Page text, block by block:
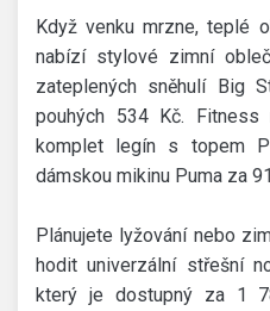
Když venku mrzne, teplé
nabízí stylové zimní
zateplených sněhulí Big
pouhých 534 Kč. Fitness
komplet legín s topem
dámskou mikinu Puma za
Plánujete lyžování nebo
hodit univerzální střešní
který je dostupný za 1